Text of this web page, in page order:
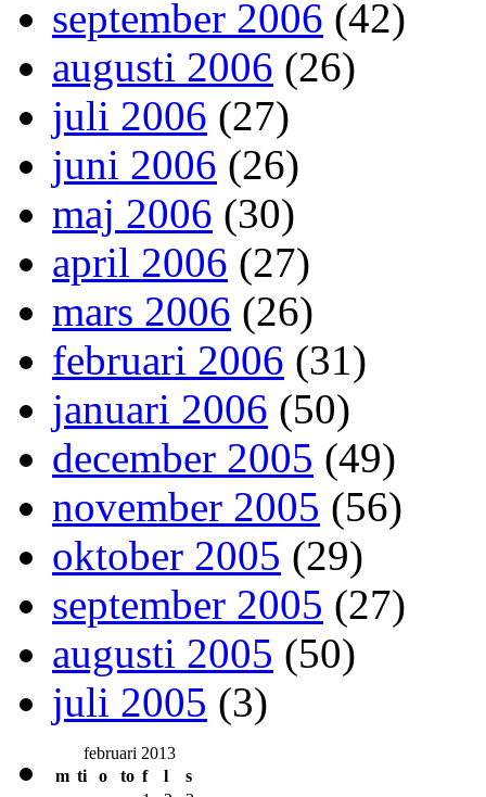
september 2006 (42)
augusti 2006 (26)
juli 2006 (27)
juni 2006 (26)
maj 2006 (30)
april 2006 (27)
mars 2006 (26)
februari 2006 (31)
januari 2006 (50)
december 2005 (49)
november 2005 (56)
oktober 2005 (29)
september 2005 (27)
augusti 2005 (50)
juli 2005 (3)
februari 2013
m ti o to f l
s